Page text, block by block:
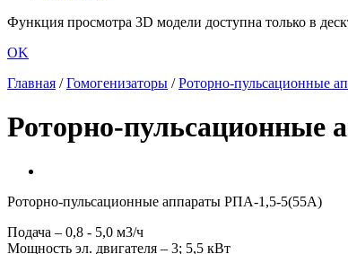
Функция просмотра 3D модели доступна только в
OK
Главная /Гомогенизаторы /Роторно-пульсационные
Роторно-
Роторно-пульсационные аппараты РПА-1,5-5(55А)
Подача – 0,8 - 5,0 м3/ч
Мощность эл. двигателя – 3; 5,5 кВт